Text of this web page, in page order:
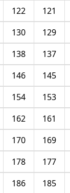
121
122
129
130
137
138
145
146
153
154
161
162
169
170
177
178
185
186